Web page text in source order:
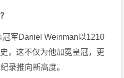
冠军Daniel Weinman以1210
，这不仅为他加冕皇冠，更
录推向新高度。